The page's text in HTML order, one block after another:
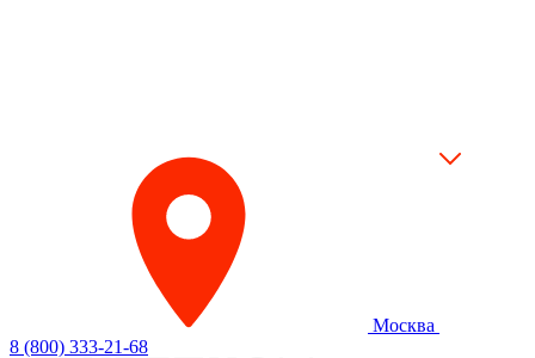
Москва
8 (800) 333-21-68